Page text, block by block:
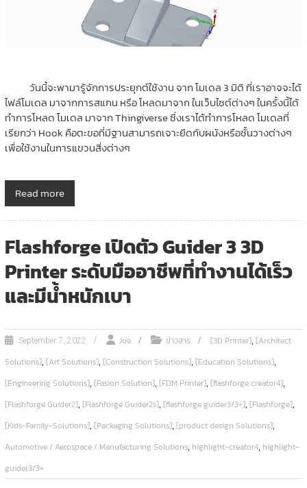
วันนี้จะพามารู้จักการประยุกต์ใช้งาน จาก โมเดล 3 มิติ ที่เราอาจจะได้
ไฟล์โมเดล มาจากการสแกน หรือ โหลดมาจาก ในเว็บไซต์ต่างๆ ในครั้งนี้ได้
ทำการโหลด โมเดล มาจาก Thingiverse ซึ่งเราได้ทำการโหลด โมเดลที่
เรียกว่า Hook คือตะขอที่มีฐานสามารถเจาะยึดกับผนังหรือชั้นวางต่างๆ
เพื่อใช้งานในการแขวนสิ่งต่างๆ
Read more
Flashforge เปิดตัว Guider 3 3D
Printer ระดับมืออาชีพที่ทำงานได้เร็ว
และมีน้ำหนักเบา
September 7, 2022 Joe ข่าวสาร [3D Printer],[Architect
Solutions],[Art Solutions],[Construction Solutions],[Education Solutions],
[Engineering Solutions],[Fasion Solution],[FDM Printer],[flashforge creator4],
[Flashforge Guider2],[Flashforge Guider2s],[flashforge guider3/3+],[Flashforge],
[Kids-Family-Solutions],[Packaging Solutions],[product design Solutions],
Automotive / Aerospace / Manufacturing Solutions, highlight-creator4, highlight-
guider3/3+